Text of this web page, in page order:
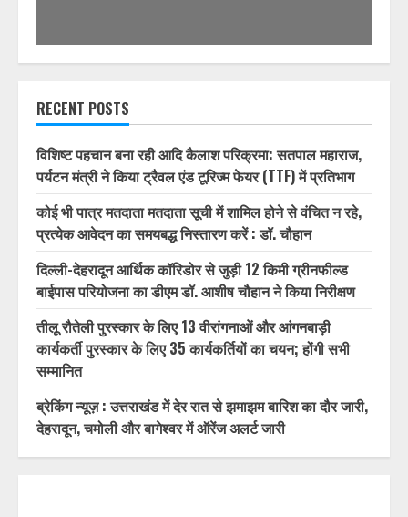
RECENT POSTS
विशिष्ट पहचान बना रही आदि कैलाश परिक्रमा: सतपाल महाराज,
पर्यटन मंत्री ने किया ट्रैवल एंड टूरिज्म फेयर (TTF) में प्रतिभाग
कोई भी पात्र मतदाता मतदाता सूची में शामिल होने से वंचित न रहे,
प्रत्येक आवेदन का समयबद्ध निस्तारण करें : डॉ. चौहान
दिल्ली-देहरादून आर्थिक कॉरिडोर से जुड़ी 12 किमी ग्रीनफील्ड
बाईपास परियोजना का डीएम डॉ. आशीष चौहान ने किया निरीक्षण
तीलू रौतेली पुरस्कार के लिए 13 वीरांगनाओं और आंगनबाड़ी
कार्यकर्ती पुरस्कार के लिए 35 कार्यकर्तियों का चयन; होंगी सभी
सम्मानित
ब्रेकिंग न्यूज़ : उत्तराखंड में देर रात से झमाझम बारिश का दौर जारी,
देहरादून, चमोली और बागेश्वर में ऑरेंज अलर्ट जारी